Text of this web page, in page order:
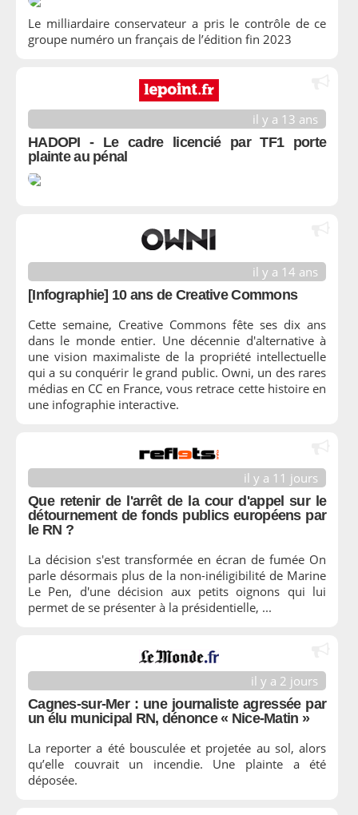
Le milliardaire conservateur a pris le contrôle de ce
groupe numéro un français de l’édition fin 2023
il y a 13 ans
HADOPI - Le cadre licencié par TF1 porte
plainte au pénal
il y a 14 ans
[Infographie] 10 ans de Creative Commons
Cette semaine, Creative Commons fête ses dix ans
dans le monde entier. Une décennie d'alternative à
une vision maximaliste de la propriété intellectuelle
qui a su conquérir le grand public. Owni, un des rares
médias en CC en France, vous retrace cette histoire en
une infographie interactive.
il y a 11 jours
Que retenir de l'arrêt de la cour d'appel sur le
détournement de fonds publics européens par
le RN ?
La décision s'est transformée en écran de fumée On
parle désormais plus de la non-inéligibilité de Marine
Le Pen, d'une décision aux petits oignons qui lui
permet de se présenter à la présidentielle, ...
il y a 2 jours
Cagnes-sur-Mer : une journaliste agressée par
un élu municipal RN, dénonce « Nice-Matin »
La reporter a été bousculée et projetée au sol, alors
qu’elle couvrait un incendie. Une plainte a été
déposée.